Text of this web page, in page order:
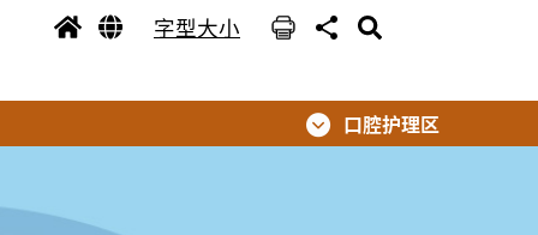
字型大小
口腔护理区